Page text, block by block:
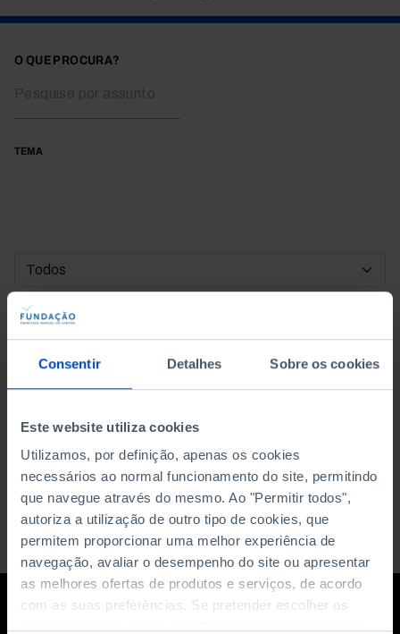
Consentir Detalhes Sobre os cookies
Este website utiliza cookies
Utilizamos, por definição, apenas os cookies
necessários ao normal funcionamento do site, permitindo
que navegue através do mesmo. Ao "Permitir todos",
autoriza a utilização de outro tipo de cookies, que
permitem proporcionar uma melhor experiência de
navegação, avaliar o desempenho do site ou apresentar
as melhores ofertas de produtos e serviços, de acordo
com as suas preferências. Se pretender escolher os
O QUE PROCURA?
TEMA
DATA DE INÍCIO
DATA DE FIM